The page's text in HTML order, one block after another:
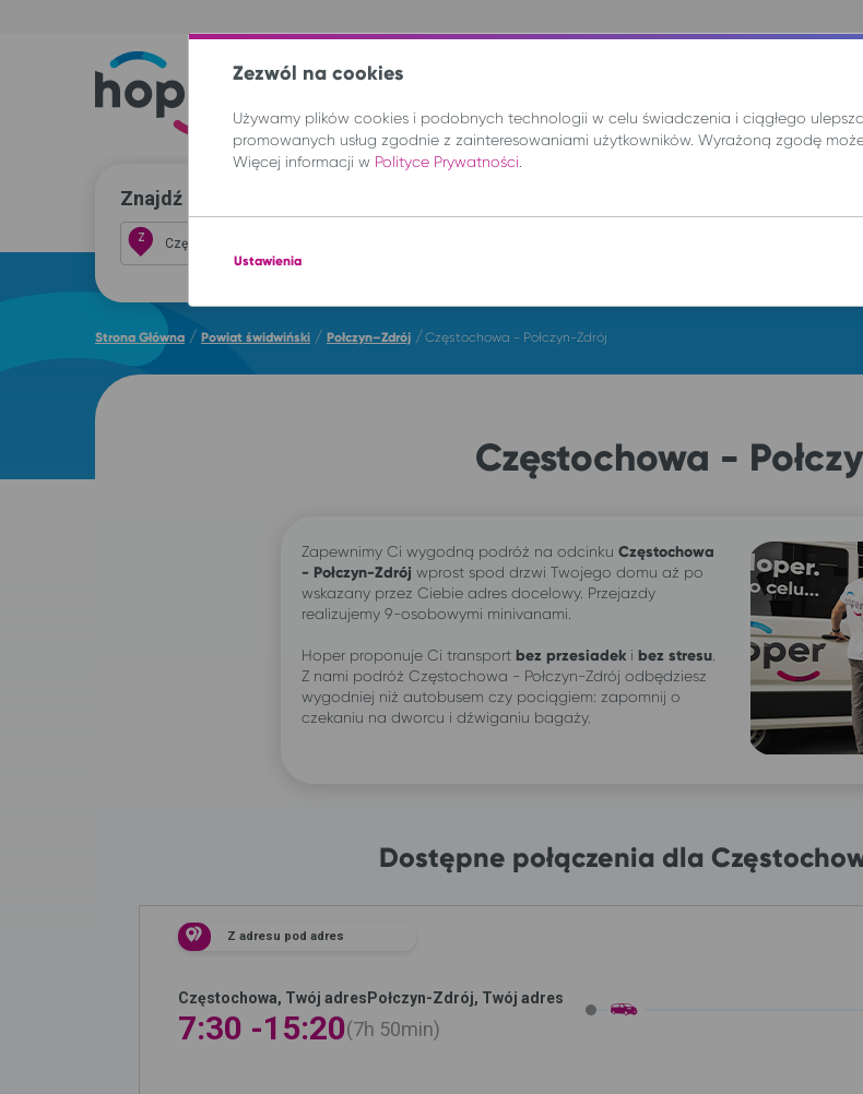
Znajdź przejazd i kup bilet
Z
Strona Główna / Powiat świdwiński / Połczyn–Zdrój /Częstochowa - Połczyn-Zdrój
Częstochowa -
Zapewnimy Ci wygodną podróż na odcinku Częstochowa
- Połczyn-Zdrój wprost spod drzwi Twojego domu aż po
wskazany przez Ciebie adres docelowy. Przejazdy
realizujemy 9-osobowymi minivanami.
Hoper proponuje Ci transport bez przesiadek i bez stresu
Z nami podróż Częstochowa - Połczyn-Zdrój odbędziesz
wygodniej niż autobusem czy pociągiem: zapomnij o
czekaniu na dworcu i dźwiganiu bagaży.
Dostępne połączenia dla
Z adresu pod adres
Częstochowa, Twój adres Połczyn-Zdrój, Twój adres
7:30 -15:20 7h 50min
Zezwól na cookies
Używamy plików cookies i podobnych technologii w celu świadczenia i ciągłego
promowanych usług zgodnie z zainteresowaniami użytkowników. Wyrażoną zgodę
Więcej informacji w Polityce Prywatności
Ustawienia